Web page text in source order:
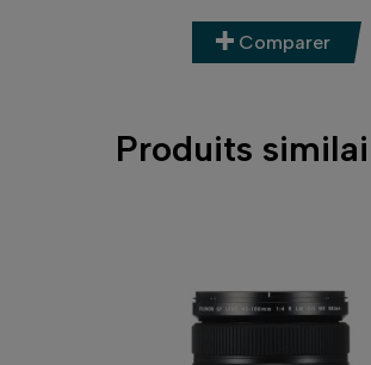
Comparer
Produits